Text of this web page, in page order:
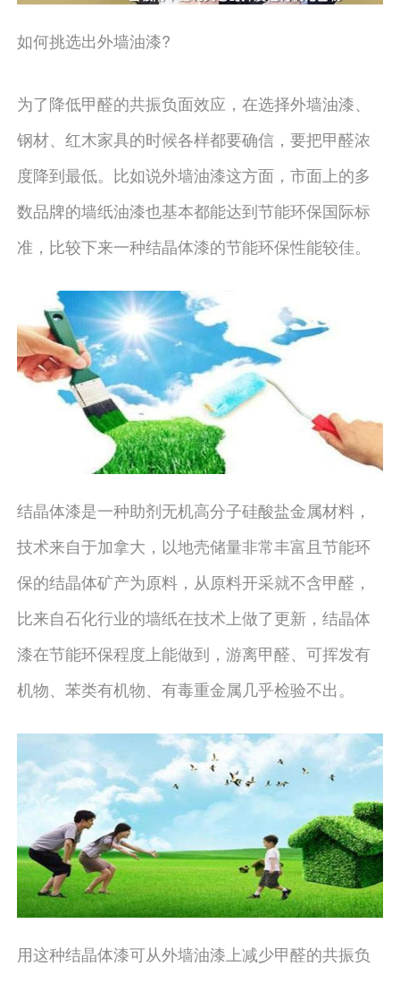
如何挑选出外墙油漆?
为了降低甲醛的共振负面效应，在选择外墙油漆、
钢材、红木家具的时候各样都要确信，要把甲醛浓
度降到最低。比如说外墙油漆这方面，市面上的多
数品牌的墙纸油漆也基本都能达到节能环保国际标
准，比较下来一种结晶体漆的节能环保性能较佳。
结晶体漆是一种助剂无机高分子硅酸盐金属材料，
技术来自于加拿大，以地壳储量非常丰富且节能环
保的结晶体矿产为原料，从原料开采就不含甲醛，
比来自石化行业的墙纸在技术上做了更新，结晶体
漆在节能环保程度上能做到，游离甲醛、可挥发有
机物、苯类有机物、有毒重金属几乎检验不出。
用这种结晶体漆可从外墙油漆上减少甲醛的共振负